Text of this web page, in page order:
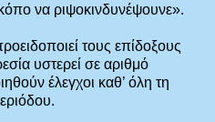
να ριψοκινδυνέψουνε».
τους επίδοξους
υστερεί σε αριθμό
έλεγχοι καθ’ όλη τη